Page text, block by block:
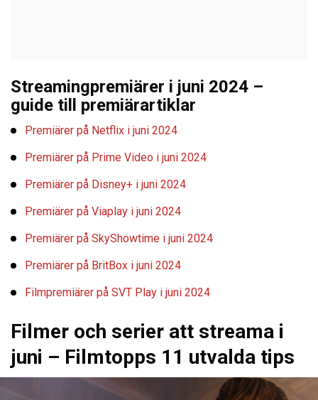
Streamingpremiärer i juni 2024 –
guide till premiärartiklar
Premiärer på Netflix i juni 2024
Premiärer på Prime Video i juni 2024
Premiärer på Disney+ i juni 2024
Premiärer på Viaplay i juni 2024
Premiärer på SkyShowtime i juni 2024
Premiärer på BritBox i juni 2024
Filmpremiärer på SVT Play i juni 2024
Filmer och serier att streama i
juni – Filmtopps 11 utvalda tips